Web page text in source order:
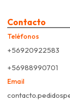
Contacto
Teléfonos
+56920922583
+56988990701
Email